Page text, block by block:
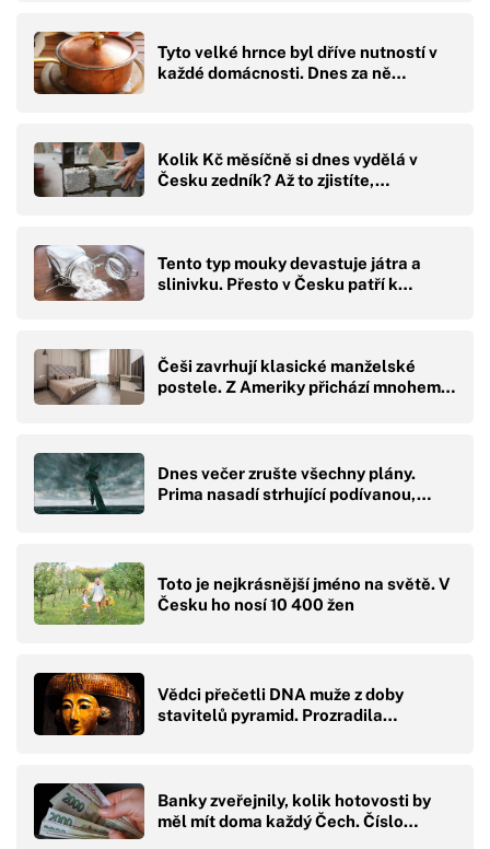
Tyto velké hrnce byl dříve nutností v
každé domácnosti. Dnes za ně…
Kolik Kč měsíčně si dnes vydělá v
Česku zedník? Až to zjistíte,…
Tento typ mouky devastuje játra a
slinivku. Přesto v Česku patří k…
Češi zavrhují klasické manželské
postele. Z Ameriky přichází mnohem…
Dnes večer zrušte všechny plány.
Prima nasadí strhující podívanou,…
Toto je nejkrásnější jméno na světě. V
Česku ho nosí 10 400 žen
Vědci přečetli DNA muže z doby
stavitelů pyramid. Prozradila…
Banky zveřejnily, kolik hotovosti by
měl mít doma každý Čech. Číslo…